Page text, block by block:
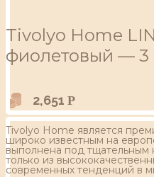
Tivolyo Home
фиолетовый —
2,651 Р
Tivolyo Home является
широко известным на
выполнена под тщательным
только из
современных тенденций в